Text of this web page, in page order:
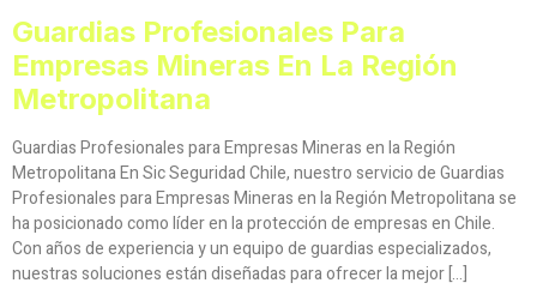
Guardias Profesionales Para
Empresas Mineras En La Región
Metropolitana
Guardias Profesionales para Empresas Mineras en la Región
Metropolitana En Sic Seguridad Chile, nuestro servicio de Guardias
Profesionales para Empresas Mineras en la Región Metropolitana se
ha posicionado como líder en la protección de empresas en Chile.
Con años de experiencia y un equipo de guardias especializados,
nuestras soluciones están diseñadas para ofrecer la mejor […]